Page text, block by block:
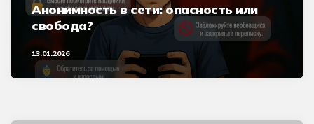
Анонимность в сети: опасность или
свобода?
13.01.2026